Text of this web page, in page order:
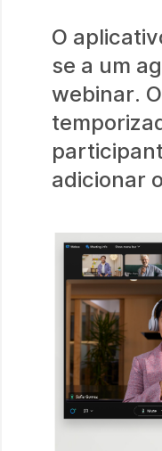
O
se a um
webinar.
adicionar